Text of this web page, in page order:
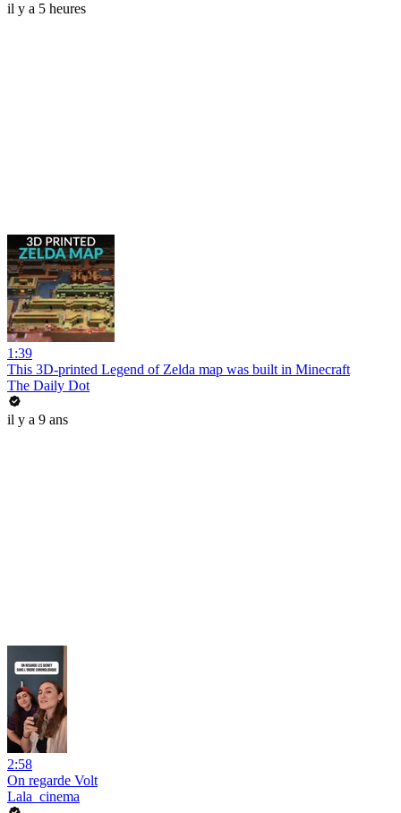
il y a 5 heures
1:39
This 3D-printed Legend of Zelda map was built in Minecraft
The Daily Dot
il y a 9 ans
2:58
On regarde Volt
Lala_cinema